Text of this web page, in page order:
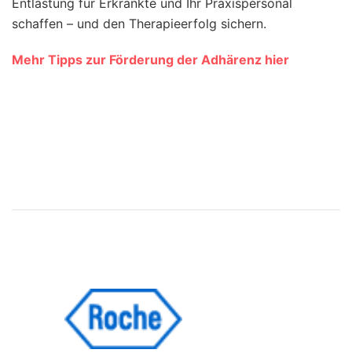
schaffen – und den Therapieerfolg sichern.
Mehr Tipps zur Förderung der Adhärenz hier